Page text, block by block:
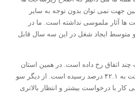
جهت نمی توان بدون توجه به سایر
ها آثار ملموسی نداشته است. ما در
متوسط ایجاد شغل در این سه سال قابل
اتفاق رخ داده است. در همین استان
خراسان رضوی نرخ مشارکت به ۴۲.۱ درصد رسیده است. از دیگر سو
کار با درخواست بیشتر و انتظار بالاتری